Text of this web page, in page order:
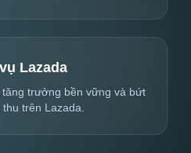
Lazada
trưởng bền vững và bứt
thu trên Lazada.